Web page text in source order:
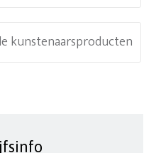
kunstenaarsproducten